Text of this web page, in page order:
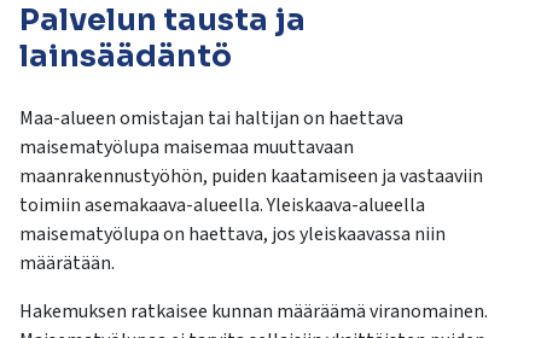
Palvelun tausta ja
lainsäädäntö
Maa-alueen omistajan tai haltijan on haettava
maisematyölupa maisemaa muuttavaan
maanrakennustyöhön, puiden kaatamiseen ja vastaaviin
toimiin asemakaava-alueella. Yleiskaava-alueella
maisematyölupa on haettava, jos yleiskaavassa niin
määrätään.
Hakemuksen ratkaisee kunnan määräämä viranomainen.